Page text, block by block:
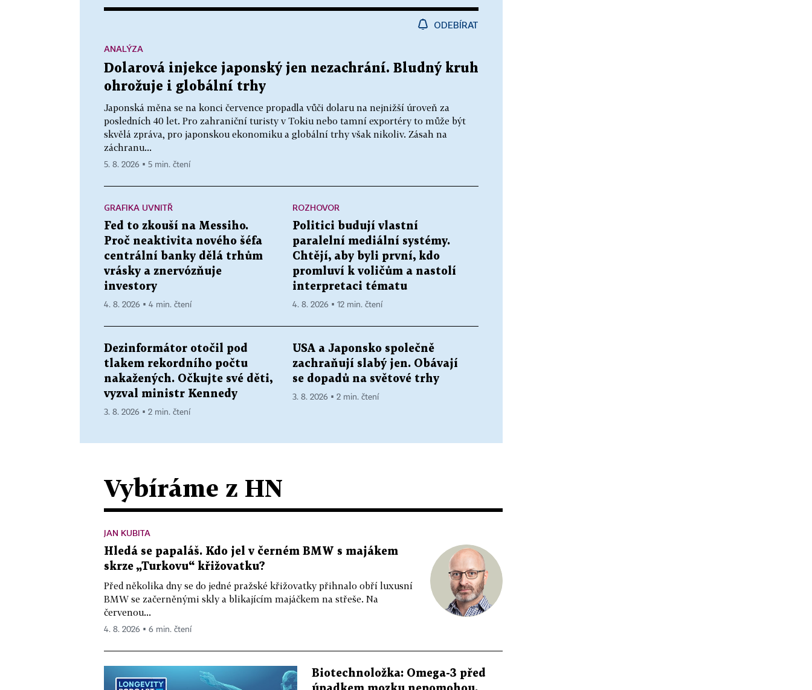
ODEBÍRAT
Dolarová injekce japonský jen nezachrání. Bludný kruh
ohrožuje i globální trhy
Japonská měna se na konci července propadla vůči dolaru na nejnižší úroveň za
posledních 40 let. Pro zahraniční turisty v Tokiu nebo tamní exportéry to může být
skvělá zpráva, pro japonskou ekonomiku a globální trhy však nikoliv. Zásah na
záchranu...
ANALÝZA
5. 8. 2026 ▪ 5 min. čtení
GRAFIKA UVNITŘ
Fed to zkouší na Messiho.
Proč neaktivita nového šéfa
centrální banky dělá trhům
vrásky a znervózňuje
investory
4. 8. 2026 ▪ 4 min. čtení
ROZHOVOR
Politici budují vlastní
paralelní mediální systémy.
Chtějí, aby byli první, kdo
promluví k voličům a nastolí
interpretaci tématu
4. 8. 2026 ▪ 12 min. čtení
Dezinformátor otočil pod
tlakem rekordního počtu
nakažených. Očkujte své děti,
vyzval ministr Kennedy
3. 8. 2026 ▪ 2 min. čtení
USA a Japonsko společně
zachraňují slabý jen. Obávají
se dopadů na světové trhy
3. 8. 2026 ▪ 2 min. čtení
Vybíráme z HN
JAN KUBITA
Hledá se papaláš. Kdo jel v černém BMW s majákem
skrze „Turkovu“ křižovatku?
Před několika dny se do jedné pražské křižovatky přihnalo obří luxusní
BMW se začerněnými skly a blikajícím majáčkem na střeše. Na
červenou...
4. 8. 2026 ▪ 6 min. čtení
Biotechnoložka: Omega-3 před